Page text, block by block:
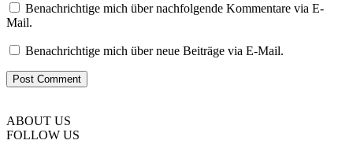
Benachrichtige mich über nachfolgende Kommentare via E-
Mail.
Benachrichtige mich über neue Beiträge via E-Mail.
ABOUT US
FOLLOW US